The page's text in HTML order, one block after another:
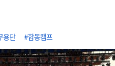
용단 #합동캠프